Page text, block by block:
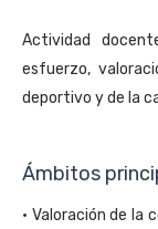
Actividad
esfuerzo,
deportivo y de la
Ámbitos
• Valoración de la